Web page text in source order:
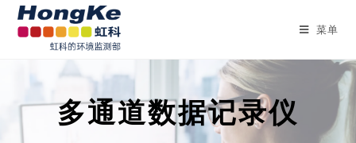
菜单
多通道数据记录仪